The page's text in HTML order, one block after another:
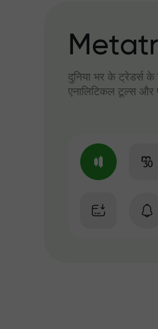
दुनिया भर के ट्रेडर्स के
एनालिटिकल टूल्स और